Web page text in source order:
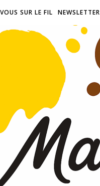
SUR LE FIL NEWSLETTER